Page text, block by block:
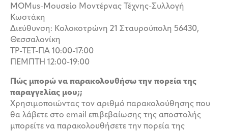
MOMus-Μουσείο Μοντέρνας Τέχνης-Συλλογή
Κωστάκη
Διεύθυνση: Κολοκοτρώνη 21 Σταυρούπολη 56430,
Θεσσαλονίκη
ΤΡ-ΤΕΤ-ΠΑ 10:00-17:00
ΠΕΜΠΤΗ 12:00-19:00
Πώς μπορώ να παρακολουθήσω την πορεία της
παραγγελίας μου;;
Χρησιμοποιώντας τον αριθμό παρακολούθησης που
θα λάβετε στο email επιβεβαίωσης της αποστολής
μπορείτε να παρακολουθήσετε την πορεία της